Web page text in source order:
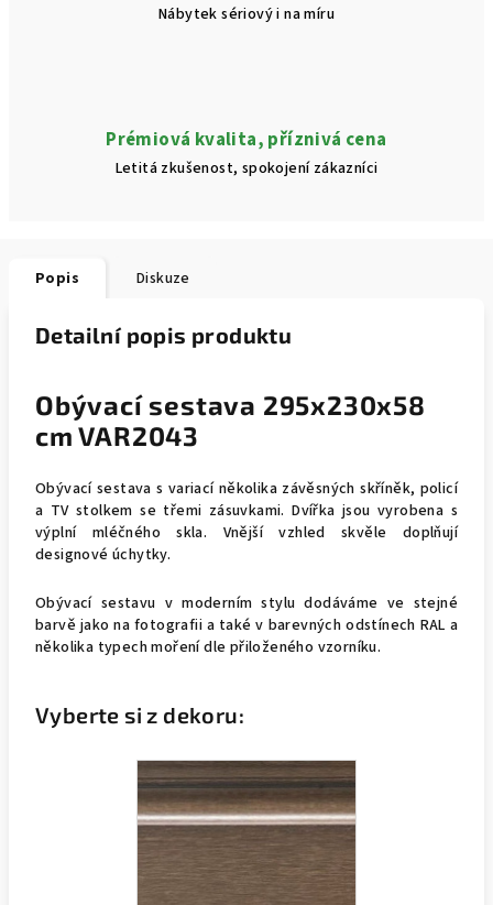
Nábytek sériový i na míru
Prémiová kvalita, příznivá cena
Letitá zkušenost, spokojení zákazníci
Popis Diskuze
Detailní popis produktu
Obývací sestava 295x230x58
cm VAR2043
Obývací sestava s variací několika závěsných skříněk, policí
a TV stolkem se třemi zásuvkami. Dvířka jsou vyrobena s
výplní mléčného skla. Vnější vzhled skvěle doplňují
designové úchytky.
Obývací sestavu v moderním stylu dodáváme ve stejné
barvě jako na fotografii a také v barevných odstínech RAL a
několika typech moření dle přiloženého vzorníku.
Vyberte si z dekoru: